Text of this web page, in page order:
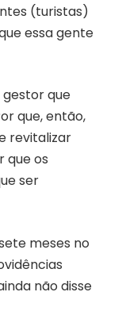
(turistas)
essa gente
gestor que
que, então,
revitalizar
que os
ser
meses no
não disse